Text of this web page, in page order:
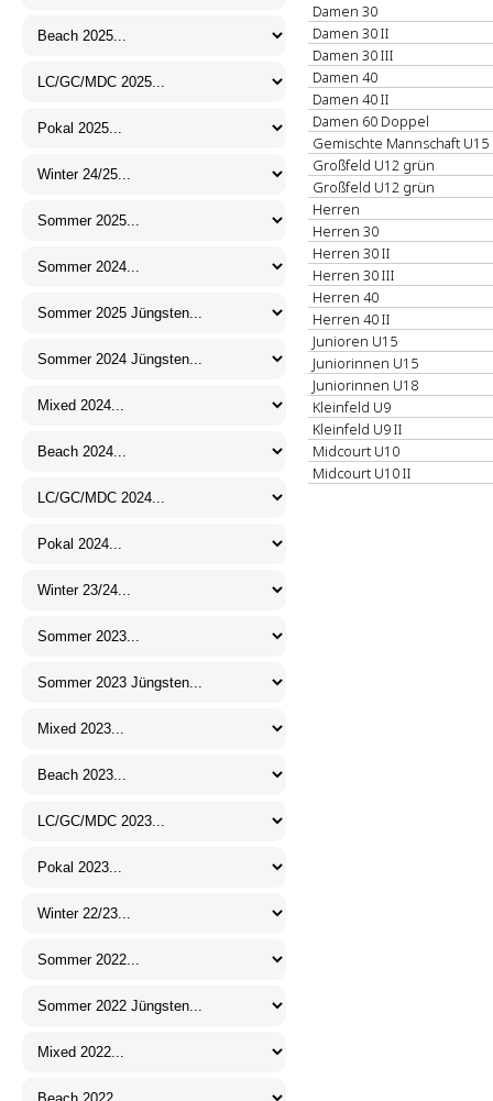
Damen 30
Damen 30 II
Damen 30 III
Damen 40
Damen 40 II
Damen 60 Doppel
Gemischte Mannschaft
Großfeld U12 grün
Großfeld U12 grün
Herren
Herren 30
Herren 30 II
Herren 30 III
Herren 40
Herren 40 II
Junioren U15
Juniorinnen U15
Juniorinnen U18
Kleinfeld U9
Kleinfeld U9 II
Midcourt U10
Midcourt U10 II